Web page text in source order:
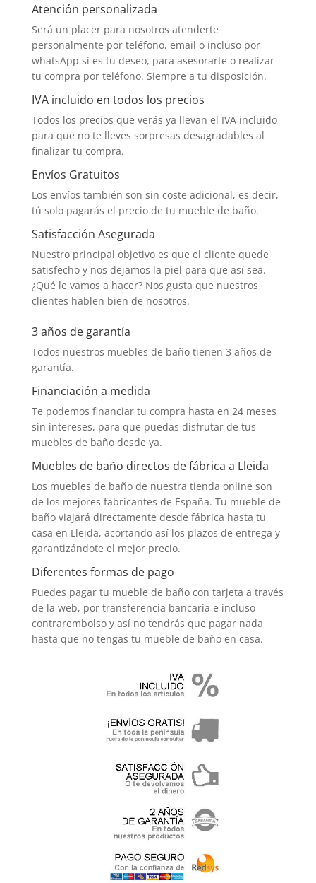
Atención personalizada
Será un placer para nosotros atenderte
personalmente por teléfono, email o incluso por
whatsApp si es tu deseo, para asesorarte o realizar
tu compra por teléfono. Siempre a tu disposición.
IVA incluido en todos los precios
Todos los precios que verás ya llevan el IVA incluido
para que no te lleves sorpresas desagradables al
finalizar tu compra.
Envíos Gratuitos
Los envíos también son sin coste adicional, es decir,
tú solo pagarás el precio de tu mueble de baño.
Satisfacción Asegurada
Nuestro principal objetivo es que el cliente quede
satisfecho y nos dejamos la piel para que así sea.
¿Qué le vamos a hacer? Nos gusta que nuestros
clientes hablen bien de nosotros.
3 años de garantía
Todos nuestros muebles de baño tienen 3 años de
garantía.
Financiación a medida
Te podemos financiar tu compra hasta en 24 meses
sin intereses, para que puedas disfrutar de tus
muebles de baño desde ya.
Muebles de baño directos de fábrica a Lleida
Los muebles de baño de nuestra tienda online son
de los mejores fabricantes de España. Tu mueble de
baño viajará directamente desde fábrica hasta tu
casa en Lleida, acortando así los plazos de entrega y
garantizándote el mejor precio.
Diferentes formas de pago
Puedes pagar tu mueble de baño con tarjeta a través
de la web, por transferencia bancaria e incluso
contrarembolso y así no tendrás que pagar nada
hasta que no tengas tu mueble de baño en casa.